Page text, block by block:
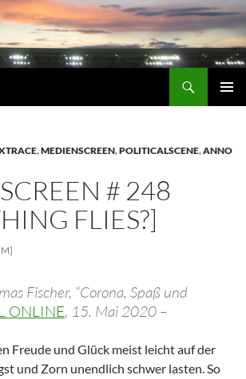
,MEDIENSCREEN,POLITICALSCENE,ANNO
# 248
FLIES?]
Fischer, “Corona, Spaß und
ONLINE, 15. Mai 2020 –
Freude und Glück meist leicht auf der
und Zorn unendlich schwer lasten. So